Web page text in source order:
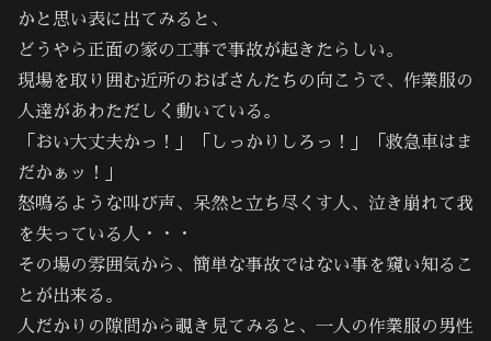
かと思い表に出てみると、
どうやら正面の家の工事で事故が起きたらしい。
現場を取り囲む近所のおばさんたちの向こうで、作業服の
人達があわただしく動いている。
「おい大丈夫かっ！」「しっかりしろっ！」「救急車はま
だかぁッ！」
怒鳴るような叫び声、呆然と立ち尽くす人、泣き崩れて我
を失っている人・・・
その場の雰囲気から、簡単な事故ではない事を窺い知るこ
とが出来る。
人だかりの隙間から覗き見てみると、一人の作業服の男性